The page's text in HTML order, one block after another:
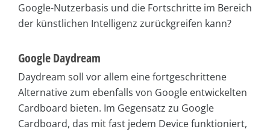
Google-Nutzerbasis und die Fortschritte im Bereich
der künstlichen Intelligenz zurückgreifen kann?
Google Daydream
Daydream soll vor allem eine fortgeschrittene
Alternative zum ebenfalls von Google entwickelten
Cardboard bieten. Im Gegensatz zu Google
Cardboard, das mit fast jedem Device funktioniert,